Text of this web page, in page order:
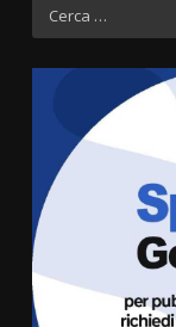
Ricerca
per: